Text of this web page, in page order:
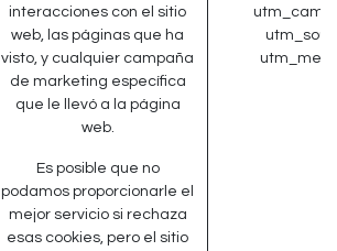
interacciones con el sitio
web, las páginas que ha
visto, y cualquier campaña
de marketing específica
que le llevó a la página
web.
Es posible que no
podamos proporcionarle el
mejor servicio si rechaza
esas cookies, pero el sitio